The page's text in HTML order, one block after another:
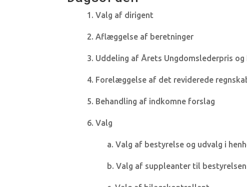
1. Valg af dirigent
2. Aflæggelse af beretninger
3. Uddeling af Årets Ungdomslederpris
4. Forelæggelse af det reviderede
5. Behandling af indkomne forslag
6. Valg
a. Valg af bestyrelse og udvalg i
b. Valg af suppleanter til